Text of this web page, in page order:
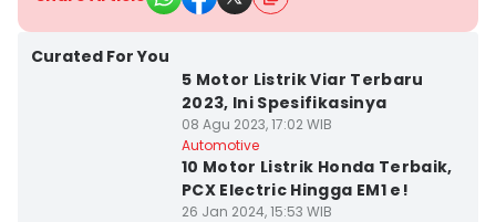
Curated For You
5 Motor Listrik Viar Terbaru
2023, Ini Spesifikasinya
08 Agu 2023, 17:02 WIB
Automotive
10 Motor Listrik Honda Terbaik,
PCX Electric Hingga EM1 e!
26 Jan 2024, 15:53 WIB